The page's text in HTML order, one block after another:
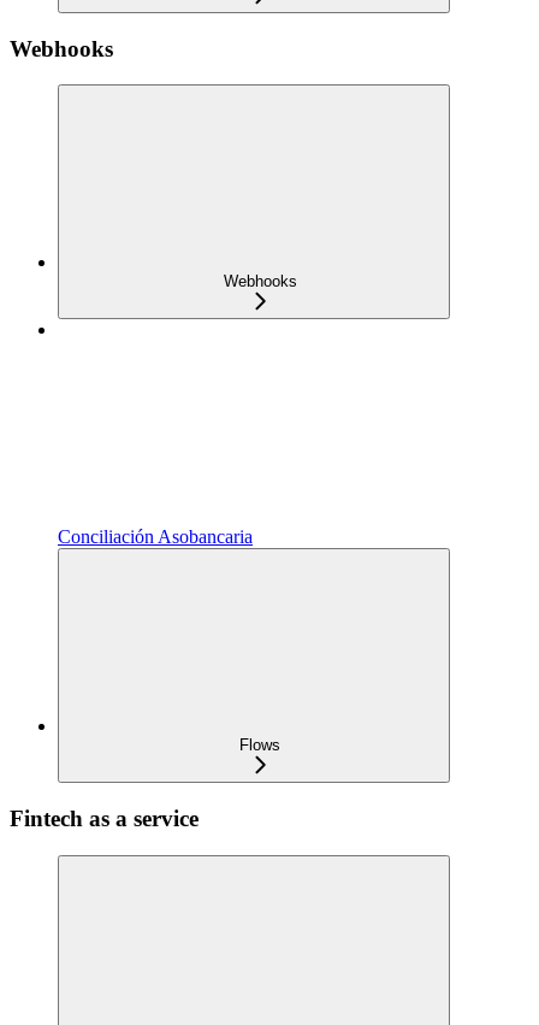
Webhooks
Webhooks
Conciliación Asobancaria
Flows
Fintech as a service